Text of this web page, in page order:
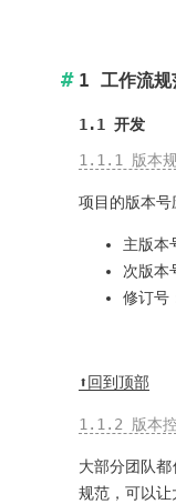
1 工作流规
1.1 开发
1.1.1 版本
项目的版本
主版本
次版本
修订号
⬆️回到顶部
1.1.2 版本
大部分团队
规范，可以